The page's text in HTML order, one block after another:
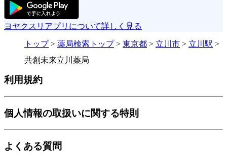
ヨヤクスリアプリについて詳しく見る
トップ> 薬局検索トップ> 東京都 > 立川市 > 立川駅 >
共創未来立川薬局
利用規約
個人情報の取扱いに関する特則
よくある質問